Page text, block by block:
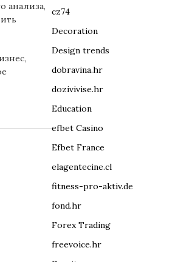
анализа,
cz74
Decoration
Design trends
dobravina.hr
dozivivise.hr
Education
efbet Casino
Efbet France
elagentecine.cl
fitness-pro-aktiv.de
fond.hr
Forex Trading
freevoice.hr